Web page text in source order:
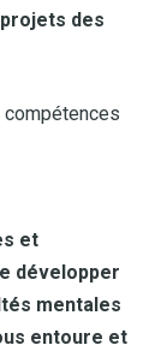
des
et
développer
mentales
entoure et